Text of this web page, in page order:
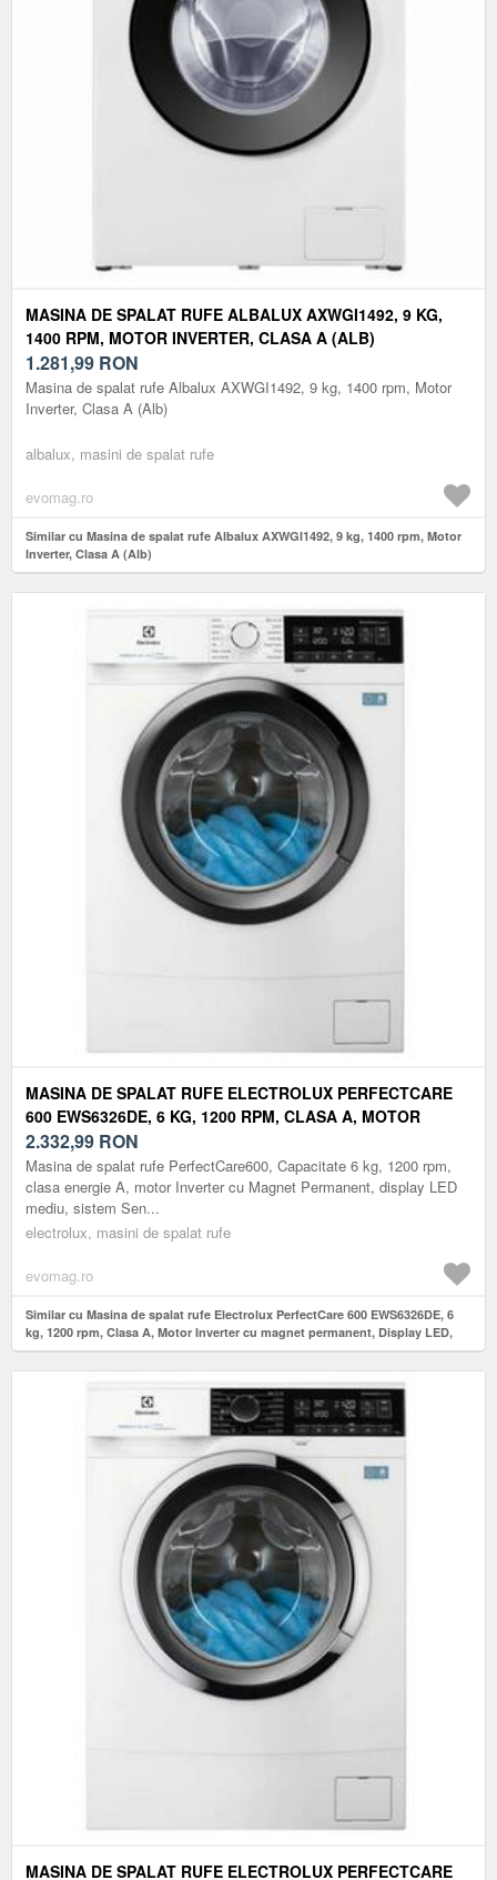
MASINA DE SPALAT RUFE ALBALUX AXWGI1492, 9 KG,
1400 RPM, MOTOR INVERTER, CLASA A (ALB)
1.281,99 RON
Masina de spalat rufe Albalux AXWGI1492, 9 kg, 1400 rpm, Motor
Inverter, Clasa A (Alb)
albalux, masini de spalat rufe
evomag.ro
Similar cu Masina de spalat rufe Albalux AXWGI1492, 9 kg, 1400 rpm, Motor
Inverter, Clasa A (Alb)
MASINA DE SPALAT RUFE ELECTROLUX PERFECTCARE
600 EWS6326DE, 6 KG, 1200 RPM, CLASA A, MOTOR
INVERTER CU MAGNET PERMANENT, DISPLAY LED,
SISTEM SENSICARE (ALB)
2.332,99 RON
Masina de spalat rufe PerfectCare600, Capacitate 6 kg, 1200 rpm,
clasa energie A, motor Inverter cu Magnet Permanent, display LED
mediu, sistem Sen...
electrolux, masini de spalat rufe
evomag.ro
Similar cu Masina de spalat rufe Electrolux PerfectCare 600 EWS6326DE, 6
kg, 1200 rpm, Clasa A, Motor Inverter cu magnet permanent, Display LED,
Sistem SensiCare (Alb)
MASINA DE SPALAT RUFE ELECTROLUX PERFECTCARE